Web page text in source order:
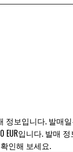
정보입니다. 발매
EUR입니다. 발매
인해 보세요.